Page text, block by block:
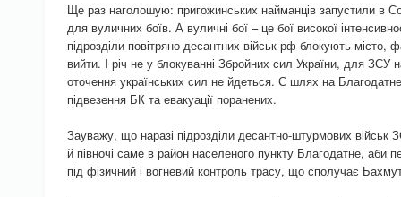
Ще раз наголошую: пригожинських найманців запустили в
для вуличних боїв. А вуличні бої – це бої високої
підрозділи повітряно-десантних військ рф блокують
вийти. І річ не у блокуванні Збройних сил України, для ЗСУ
оточення українських сил не йдеться. Є шлях на
підвезення БК та евакуації поранених.
Зауважу, що наразі підрозділи десантно-штурмових військ
й півночі саме в район населеного пункту Благодатне, аби
під фізичний і вогневий контроль трасу, що сполучає